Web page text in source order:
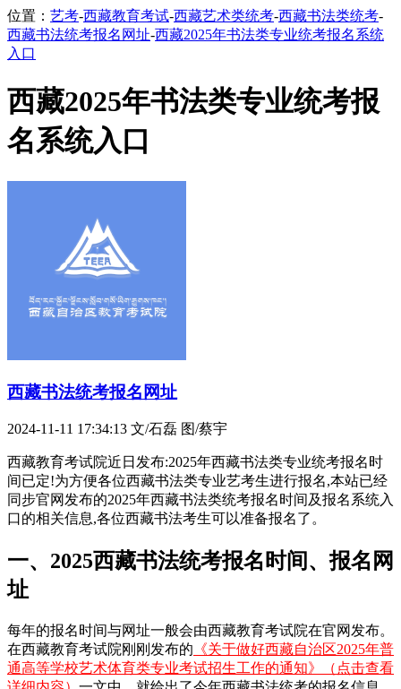
位置： 艺考-西藏教育考试-西藏艺术类统考-西藏书法类统考-
西藏书法统考报名网址-西藏2025年书法类专业统考报名系统
入口
西藏2025年书法类专业统考报
名系统入口
西藏书法统考报名网址
2024-11-11 17:34:13 文/石磊 图/蔡宇
西藏教育考试院近日发布:2025年西藏书法类专业统考报名时
间已定!为方便各位西藏书法类专业艺考生进行报名,本站已经
同步官网发布的2025年西藏书法类统考报名时间及报名系统入
口的相关信息,各位西藏书法考生可以准备报名了。
一、2025西藏书法统考报名时间、报名网
址
每年的报名时间与网址一般会由西藏教育考试院在官网发布。
在西藏教育考试院刚刚发布的 《关于做好西藏自治区2025年普
通高等学校艺术体育类专业考试招生工作的通知》（点击查看